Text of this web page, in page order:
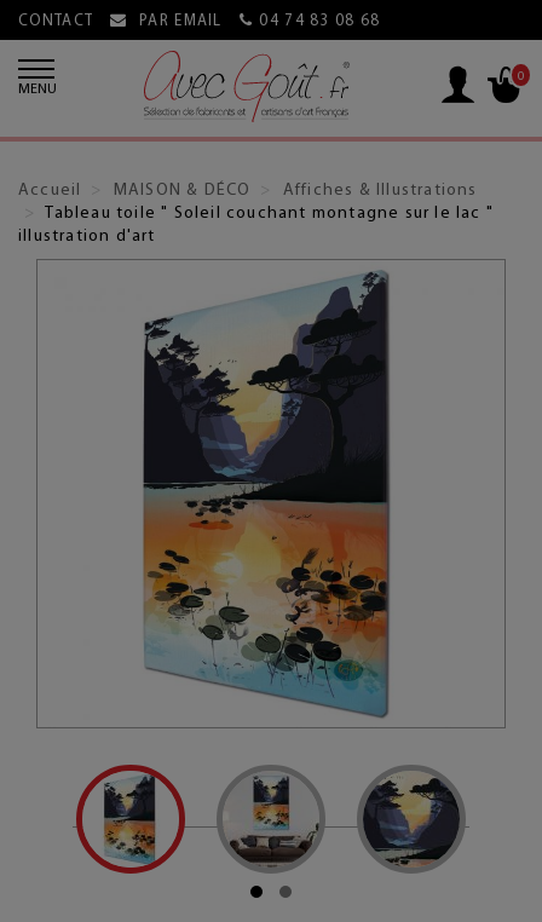
CONTACT PAR EMAIL 04 74 83 08 68
MENU
0
Accueil MAISON & DÉCO
Affiches & Illustrations
Tableau toile " Soleil couchant montagne sur le lac "
illustration d'art